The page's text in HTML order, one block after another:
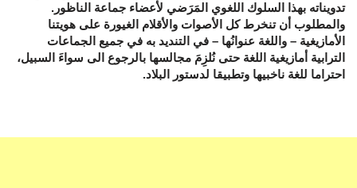
تدويناته بهذا السلوك اللغوي المَرَضي لأعضاء جماعة الناظور.
والمطلوب أن تنخرط كل الأصوات والأقلام الغيورة على هويتنا
الأمازيغية – واللغة عنوانُها – في التنديد به في جميع الجماعات
الترابية أمازيغية اللغة حتى نُلزِمَ مجالسها بالرجوع الى سواءَ السبيل،
احتراما للغة ناخبيها وتطبيقا لدستور البلاد.